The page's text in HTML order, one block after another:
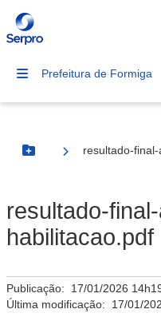
Prefeitura de Formiga
Botão Menu
resultado-
resultado-
habilitacao.pdf
Publicação: 17/01/2026
Última modificação: 17/01/